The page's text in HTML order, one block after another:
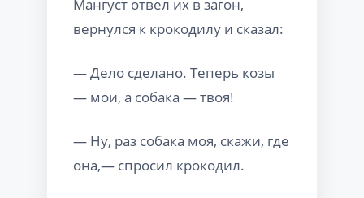
Мангуст отвел их в загон,
вернулся к крокодилу и сказал:
— Дело сделано. Теперь козы
— мои, а собака — твоя!
— Ну, раз собака моя, скажи, где
она,— спросил крокодил.